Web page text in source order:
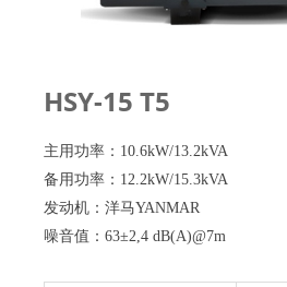
HSY-15 T5
主用功率：10.6kW/13.2kVA
备用功率：12.2kW/15.3kVA
发动机：洋马YANMAR
噪音值：63±2,4 dB(A)@7m